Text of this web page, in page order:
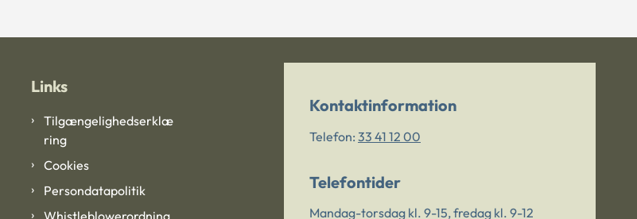
Links
Tilgængelighedserklæ
ring
Cookies
Persondatapolitik
Kontaktinformation
Telefon: 33 41 12 00
Telefontider
Mandag-torsdag kl. 9-15, fredag kl. 9-12